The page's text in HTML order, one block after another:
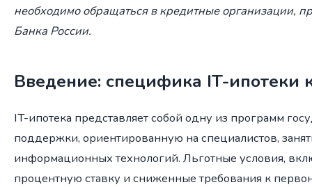
необходимо обращаться в кредитные организации,
Банка России.
Введение: специфика IT-ипотеки
IT-ипотека представляет собой одну из программ
поддержки, ориентированную на специалистов,
информационных технологий. Льготные условия,
процентную ставку и сниженные требования к